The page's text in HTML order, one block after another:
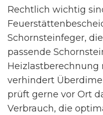
Rechtlich wichtig
Schornsteinfeger,
passende
Heizlastberechnung
verhindert
prüft gerne vor Ort
Verbrauch, die